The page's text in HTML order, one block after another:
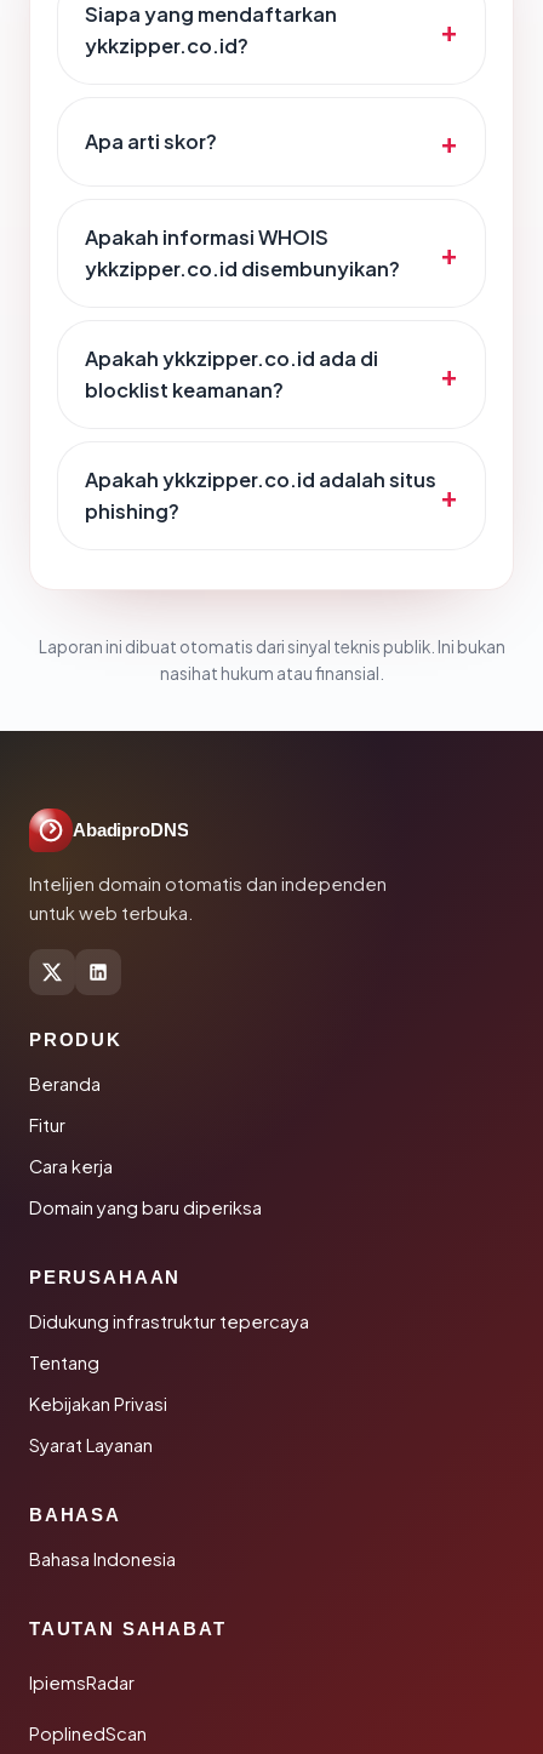
Siapa yang mendaftarkan
ykkzipper.co.id?
Apa arti skor?
Apakah informasi WHOIS
ykkzipper.co.id disembunyikan?
Apakah ykkzipper.co.id ada di
blocklist keamanan?
Apakah ykkzipper.co.id adalah situs
phishing?
Laporan ini dibuat otomatis dari sinyal teknis publik. Ini bukan
nasihat hukum atau finansial.
AbadiproDNS
Intelijen domain otomatis dan independen
untuk web terbuka.
PRODUK
Beranda
Fitur
Cara kerja
Domain yang baru diperiksa
PERUSAHAAN
Didukung infrastruktur tepercaya
Tentang
Kebijakan Privasi
Syarat Layanan
BAHASA
Bahasa Indonesia
TAUTAN SAHABAT
IpiemsRadar
PoplinedScan